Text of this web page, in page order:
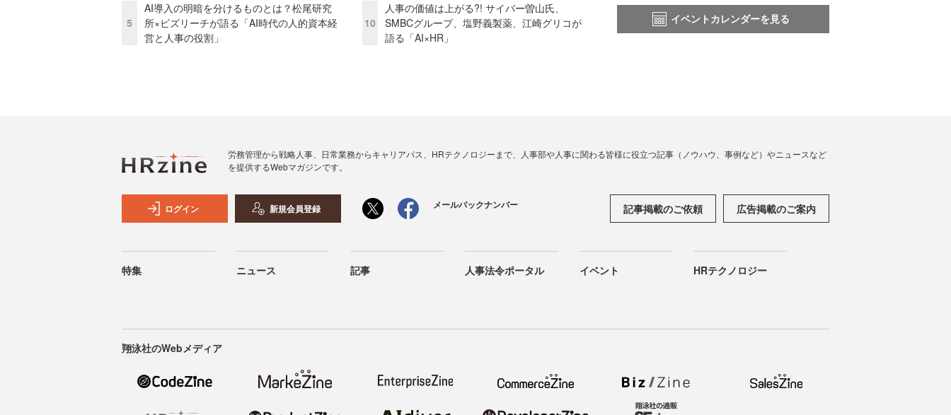
5
AI導入の明暗を分けるものとは？松尾研究
所×ビズリーチが語る「AI時代の人的資本経
営と人事の役割」
10
人事の価値は上がる?! サイバー曽山氏、
SMBCグループ、塩野義製薬、江崎グリコが
語る「AI×HR」
イベントカレンダーを見る
労務管理から戦略人事、日常業務からキャリアパス、HRテクノロジーまで、人事部や人事に関わる皆様に役立つ記事（ノウハウ、事例など）やニュースなど
を提供するWebマガジンです。
ログイン 新規会員登録 メールバックナンバー 記事掲載のご依頼 広告掲載のご案内
特集 ニュース 記事 人事法令ポータル イベント HRテクノロジー
翔泳社のWebメディア